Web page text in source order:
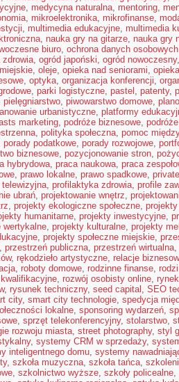
, medycyna naturalna, mentoring,
, mikroelektronika, mikrofinanse,
, multimedia edukacyjne, multimedia
, nauka gry na gitarze, nauka gry
biuro, ochrona danych osobowych
zdrowia, ogród japoński, ogród nowoczesny
, oleje, opieka nad seniorami,
, optyka, organizacja konferencji,
, parki logistyczne, pastel , patenty,
pielęgniarstwo, piwowarstwo domowe,
urbanistyczne, platformy
marketing, podróże biznesowe,
, polityka społeczna, pomoc
porady podatkowe, porady rozwojowe,
biznesowe, pozycjonowanie stron,
hybrydowa, praca naukowa, praca
, prawo lokalne, prawo spadkowe,
, profilaktyka zdrowia, profile
ubrań, projektowanie wnętrz,
, projekty ekologiczne społeczne,
humanitarne, projekty inwestycyjne,
wertykalne, projekty kulturalne, projekty
, projekty społeczne miejskie,
, przestrzeń publiczna, przestrzeń wirtualna,
, rękodzieło artystyczne, relacje
, roboty domowe, rodzinne finanse,
, rozwój osobisty online,
, rysunek techniczny, seed capital , SEO
city, smart city technologie, spedycja
lokalne, sponsoring wydarzeń,
, sprzęt telekonferencyjny, stolarstwo,
rozwoju miasta, street photography, styl
, systemy CRM w sprzedaży,
inteligentnego domu, systemy
, szkoła muzyczna, szkoła tańca,
, szkolnictwo wyższe, szkoły policealne,